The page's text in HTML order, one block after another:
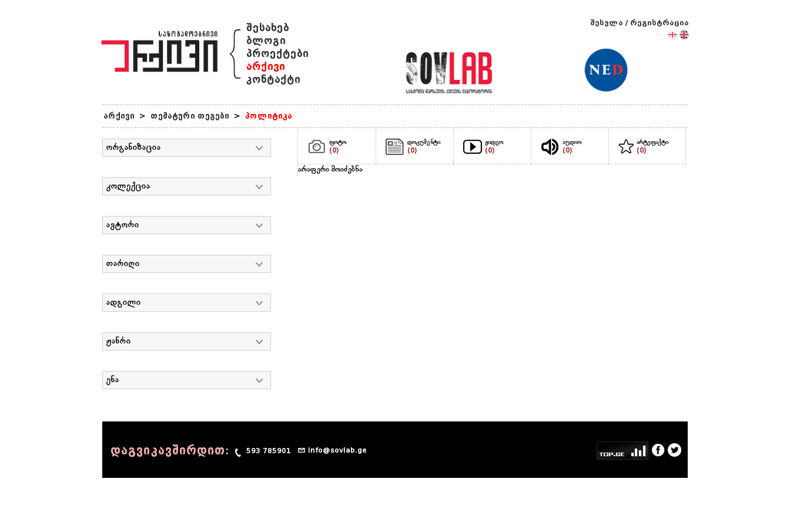
{ შესახებ
ბლოგი
პროექტები
არქივი
კონტაქტი
შესვლა / რეგისტრაცია
არქივი > თემატური თეგები > პოლიტიკა
ორგანიზაცია
კოლექცია
ავტორი
თარიღი
ადგილი
ჟანრი
ენა
ფოტო
(0)
დოკუმენტი
(0)
ვიდეო
(0)
აუდიო
(0)
არტეფაქტი
(0)
არაფერი მოიძებნა
დაგვიკავშირდით: 593 785901 info@sovlab.ge